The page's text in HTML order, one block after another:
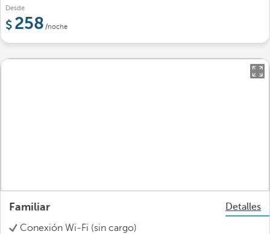
Desde
258 /noche
Familiar
Detalles
Conexión Wi-Fi (sin cargo)